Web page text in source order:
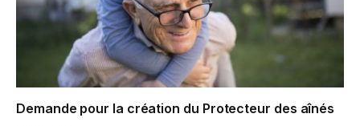
Demande pour la création du Protecteur des aînés